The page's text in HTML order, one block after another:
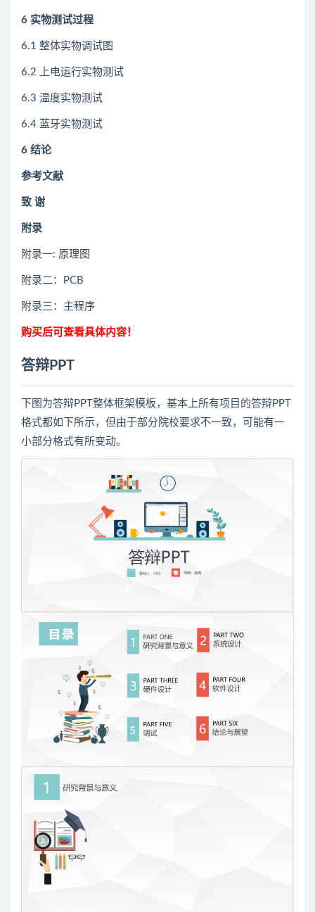
6 实物测试过程
6.1 整体实物调试图
6.2 上电运行实物测试
6.3 温度实物测试
6.4 蓝牙实物测试
6 结论
参考文献
致 谢
附录
附录一: 原理图
附录二：PCB
附录三：主程序
购买后可查看具体内容！
答辩PPT
下图为答辩PPT整体框架模板，基本上所有项目的答辩PPT
格式都如下所示，但由于部分院校要求不一致，可能有一
小部分格式有所变动。